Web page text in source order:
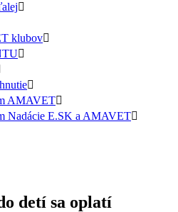
klubov
AMAVET
Nadácie E.SK a AMAVET
detí sa oplatí